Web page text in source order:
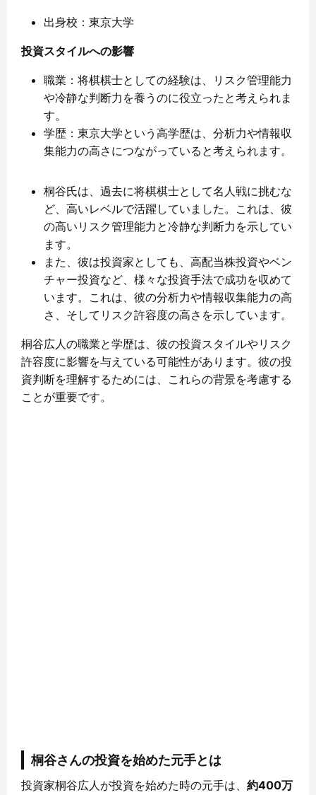
出身校：東京大学
投資スタイルへの影響
職業：将棋棋士としての経験は、リスク管理能力
や冷静な判断力を養うのに役立ったと考えられま
す。
学歴：東京大学という高学歴は、分析力や情報収
集能力の高さにつながっていると考えられます。
桐谷氏は、過去に将棋棋士として名人戦に挑むな
ど、高いレベルで活躍していました。これは、彼
の高いリスク管理能力と冷静な判断力を示してい
ます。
また、彼は投資家としても、高配当株投資やベン
チャー投資など、様々な投資手法で成功を収めて
います。これは、彼の分析力や情報収集能力の高
さ、そしてリスク許容度の高さを示しています。
桐谷広人の職業と学歴は、彼の投資スタイルやリスク
許容度に影響を与えている可能性があります。彼の投
資判断を理解するためには、これらの背景を考慮する
ことが重要です。
桐谷さんの投資を始めた元手とは
投資家桐谷広人が投資を始めた時の元手は、 約400万